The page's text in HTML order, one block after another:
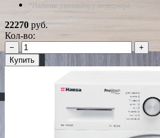
*Наличие уточняйте у менеджера
22270 руб.
Кол-во:
−
+
Купить